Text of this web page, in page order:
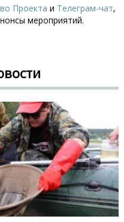
Проекта и Телеграм-чат,
мероприятий.